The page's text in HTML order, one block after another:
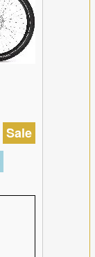
Sale